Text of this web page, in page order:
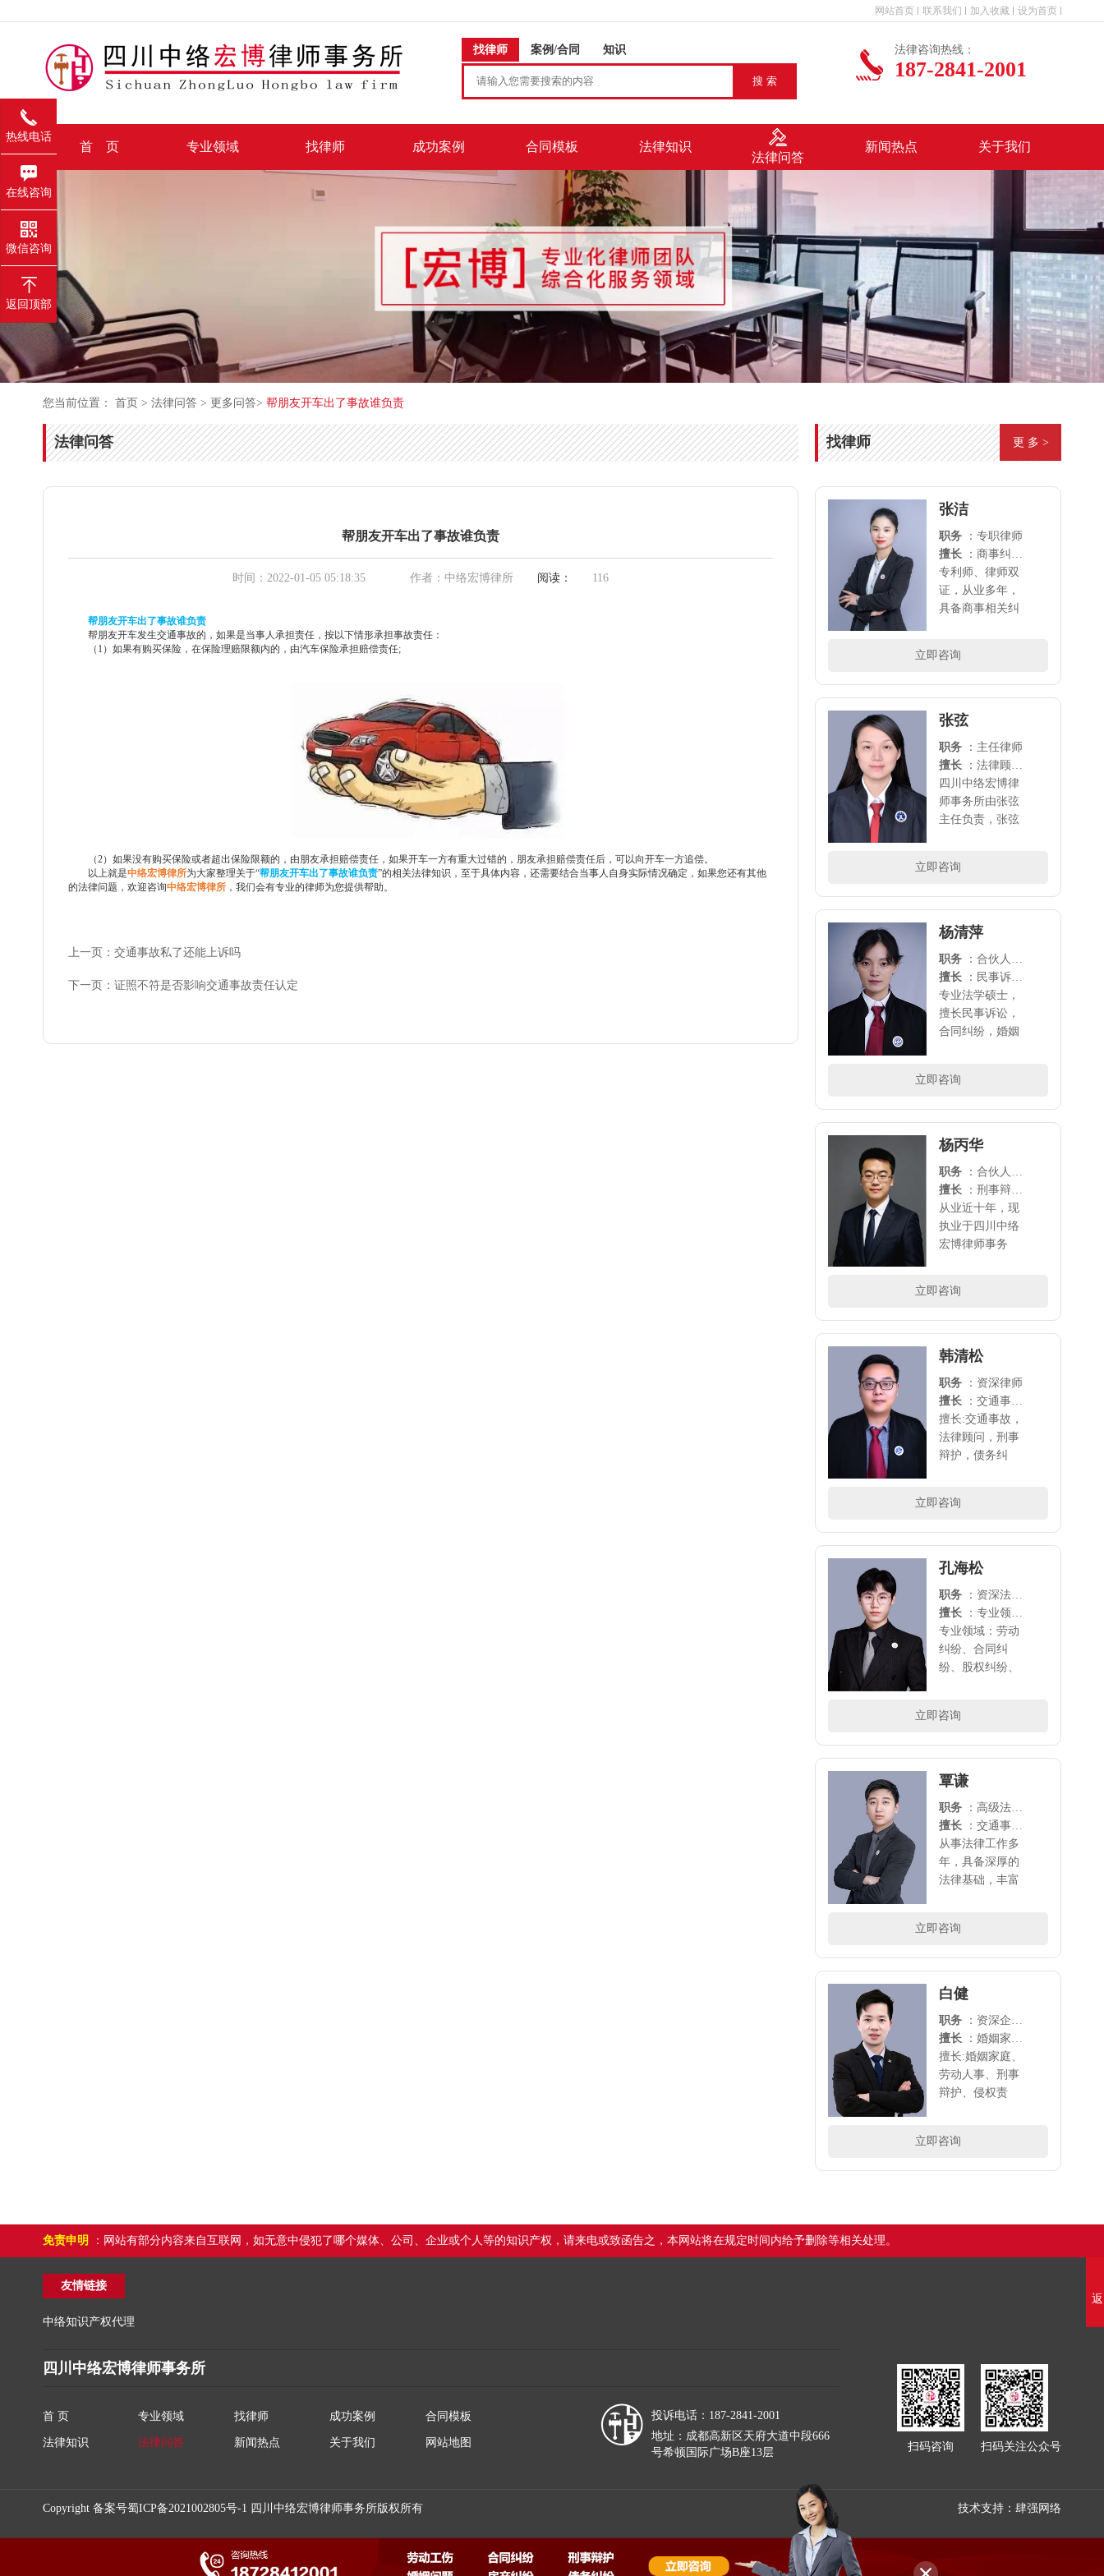
网站首页 联系我们 加入收藏 设为首页
找律师 案例/合同 知识
搜 索
法律咨询热线：
187-2841-2001
首 页 专业领域 找律师 成功案例 合同模板 法律知识
法律问答
新闻热点 关于我们
您当前位置： 首页 > 法律问答 > 更多问答> 帮朋友开车出了事故谁负责
法律问答
帮朋友开车出了事故谁负责
时间：2022-01-05 05:18:35 作者：中络宏博律所 阅读： 116
帮朋友开车出了事故谁负责
帮朋友开车发生交通事故的，如果是当事人承担责任，按以下情形承担事故责任：
（ 1）如果有购买保险，在保险理赔限额内的，由汽车保险承担赔偿责任;
（2）如果没有购买保险或者超出保险限额的，由朋友承担赔偿责任，如果开车一方有重大过错的，朋友承担赔偿责任后，可以向开车一方追偿。
以上就是中络宏博律所为大家整理关于“帮朋友开车出了事故谁负责”的相关法律知识，至于具体内容，还需要结合当事人自身实际情况确定，如果您还有其他
的法律问题，欢迎咨询中络宏博律所 ，我们会有专业的律师为您提供帮助。
上一页：交通事故私了还能上诉吗
下一页：证照不符是否影响交通事故责任认定
找律师 更 多 >
张洁
职务 ：专职律师
擅长 ：商事纠纷（含合同纠纷、经济纠纷、公司法律顾问、劳动工伤、股权合伙）及相关婚姻家事、刑事案件
专利师、律师双
证，从业多年，
具备商事相关纠
者的坚实后盾。..
立即咨询
张弦
职务 ：主任律师
擅长 ：法律顾问、刑事诉讼、劳动争议、离婚诉讼、各类合同纠纷等多领域的法律诉讼
四川中络宏博律
师事务所由张弦
主任负责，张弦
学，2004开始从
究，历任多家律
所专职律师和律
建设、北京博儒
等）。中络宏博
现有律师..
立即咨询
杨清萍
职务 ：合伙人律师
擅长 ：民事诉讼，合同纠纷，婚姻家庭，债权债务， 工伤赔偿，劳动纠纷，知识产权等领域的法律诉讼
专业法学硕士，
擅长民事诉讼，
合同纠纷，婚姻
劳动纠纷，知识
律诉讼；杨律师
待人以诚，立世
知识扎实、办事
认真负责、办案
经..
立即咨询
杨丙华
职务 ：合伙人律师
擅长 ：刑事辩护、法律顾问，房产纠纷、交通事故、债权 债务、合同纠纷、知识产权等领域的法律诉讼。
从业近十年，现
执业于四川中络
宏博律师事务
议，离婚纠纷，
事故、债权债
务、合同纠纷、
立即咨询
韩清松
职务 ：资深律师
擅长 ：交通事故，法律顾问，刑事辩护，债务纠纷，婚姻诉讼等领域
擅长:交通事故，
法律顾问，刑事
辩护，债务纠
刑事等多领域案
起案件，具备良
好的法学理论..
立即咨询
孔海松
职务 ：资深法律顾问
擅长 ：专业领域：劳动纠纷、合同纠纷、股权纠纷、侵权责任纠纷、企业法律顾问
专业领域：劳动
纠纷、合同纠
纷、股权纠纷、
立即咨询
覃谦
职务 ：高级法律顾问
擅长 ：交通事故，债务纠纷，工伤赔偿，法律顾问，知识产权等领域
从事法律工作多
年，具备深厚的
法律基础，丰富
法、公司法做为
代理过多家公司
的法律事务，尤
立即咨询
白健
职务 ：资深企业法务
擅长 ：婚姻家庭、劳动人事、刑事辩护、侵权责任、企业法律顾问
擅长:婚姻家庭、
劳动人事、刑事
辩护、侵权责
立即咨询
免责申明 ：网站有部分内容来自互联网，如无意中侵犯了哪个媒体、公司、企业或个人等的知识产权，请来电或致函告之，本网站将在规定时间内给予删除等相关处理。
友情链接
中络知识产权代理
四川中络宏博律师事务所
首 页 专业领域 找律师 成功案例 合同模板
法律知识 法律问答 新闻热点 关于我们 网站地图
投诉电话：187-2841-2001
地址：成都高新区天府大道中段666
号希顿国际广场B座13层
扫码关注公众号
扫码咨询
Copyright 备案号蜀ICP备2021002805号-1 四川中络宏博律师事务所版权所有 技术支持：肆强网络
热线电话
在线咨询
微信咨询
返回顶部